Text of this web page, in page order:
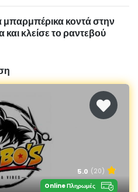
μπαρμπέρικα κοντά στην
κλείσε το ραντεβού
5.0 (20)
Online Πληρωμές